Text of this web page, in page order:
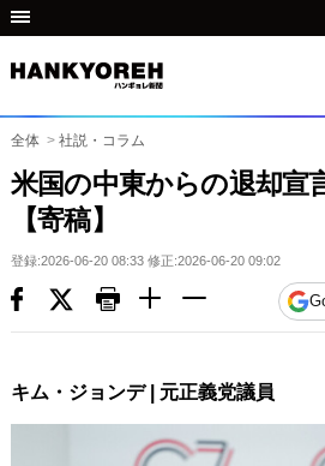
他
国
の
サ
イ
ト
の
リ
ク
다
全体 > 社説・コラム
米国の中東からの退却宣
【寄稿】
登録:2026-06-20 08:33 修正:2026-06-20 09:02
キム・ジョンデ | 元正義党議員